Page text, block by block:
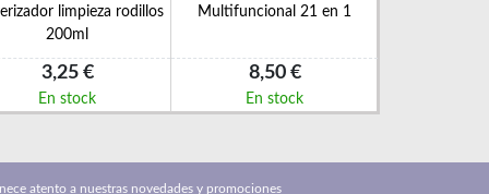
limpieza rodillos
200ml
3,25 €
En stock
Multifuncional 21 en 1
8,50 €
En stock
atento a nuestras novedades y promociones